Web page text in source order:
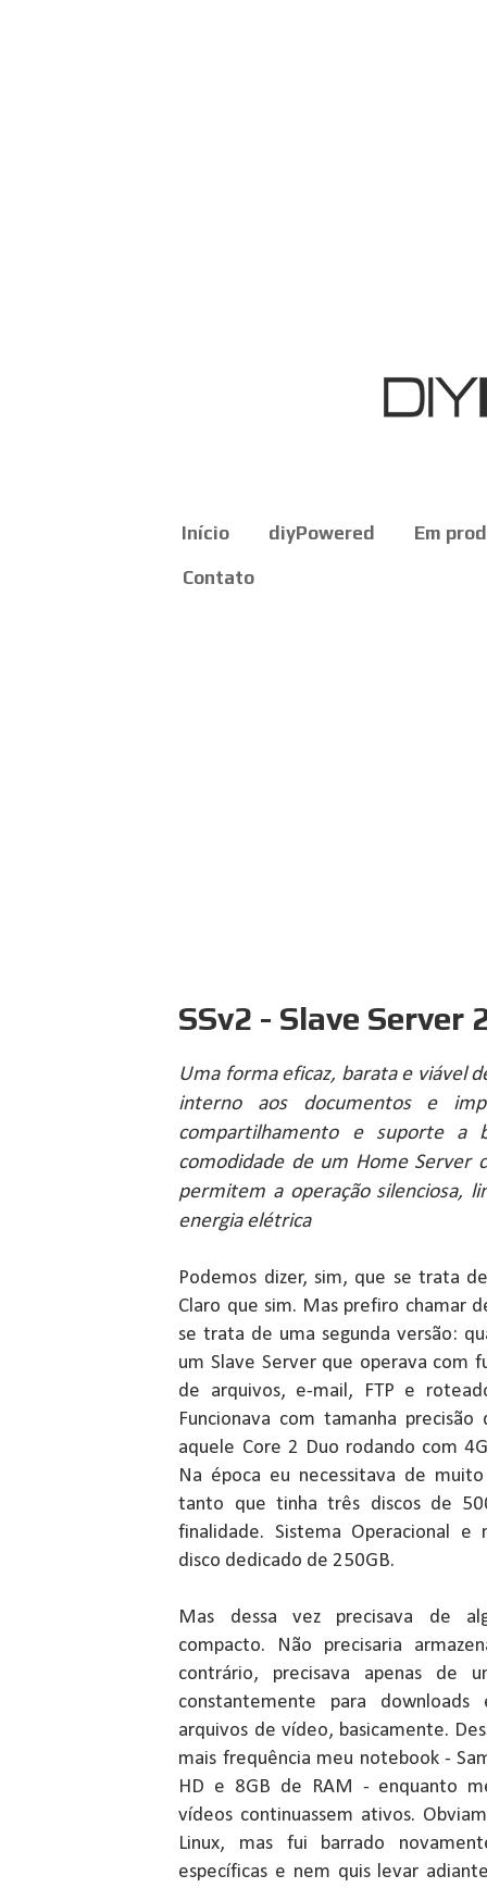
Início diyPowered Em
Contato
SSv2 - Slave Server
Uma forma eficaz, barata e viável
interno aos documentos e
compartilhamento e suporte a
comodidade de um Home Server
permitem a operação silenciosa,
energia elétrica
Podemos dizer, sim, que se trata
Claro que sim. Mas prefiro chamar
se trata de uma segunda versão:
um Slave Server que operava com
de arquivos, e-mail, FTP e
Funcionava com tamanha
aquele Core 2 Duo rodando com
Na época eu necessitava de
tanto que tinha três discos de
finalidade. Sistema Operacional e
disco dedicado de 250GB.
Mas dessa vez precisava de
compacto. Não precisaria
contrário, precisava apenas de
constantemente para
arquivos de vídeo, basicamente.
mais frequência meu notebook -
HD e 8GB de RAM - enquanto
vídeos continuassem ativos.
Linux, mas fui barrado
específicas e nem quis levar